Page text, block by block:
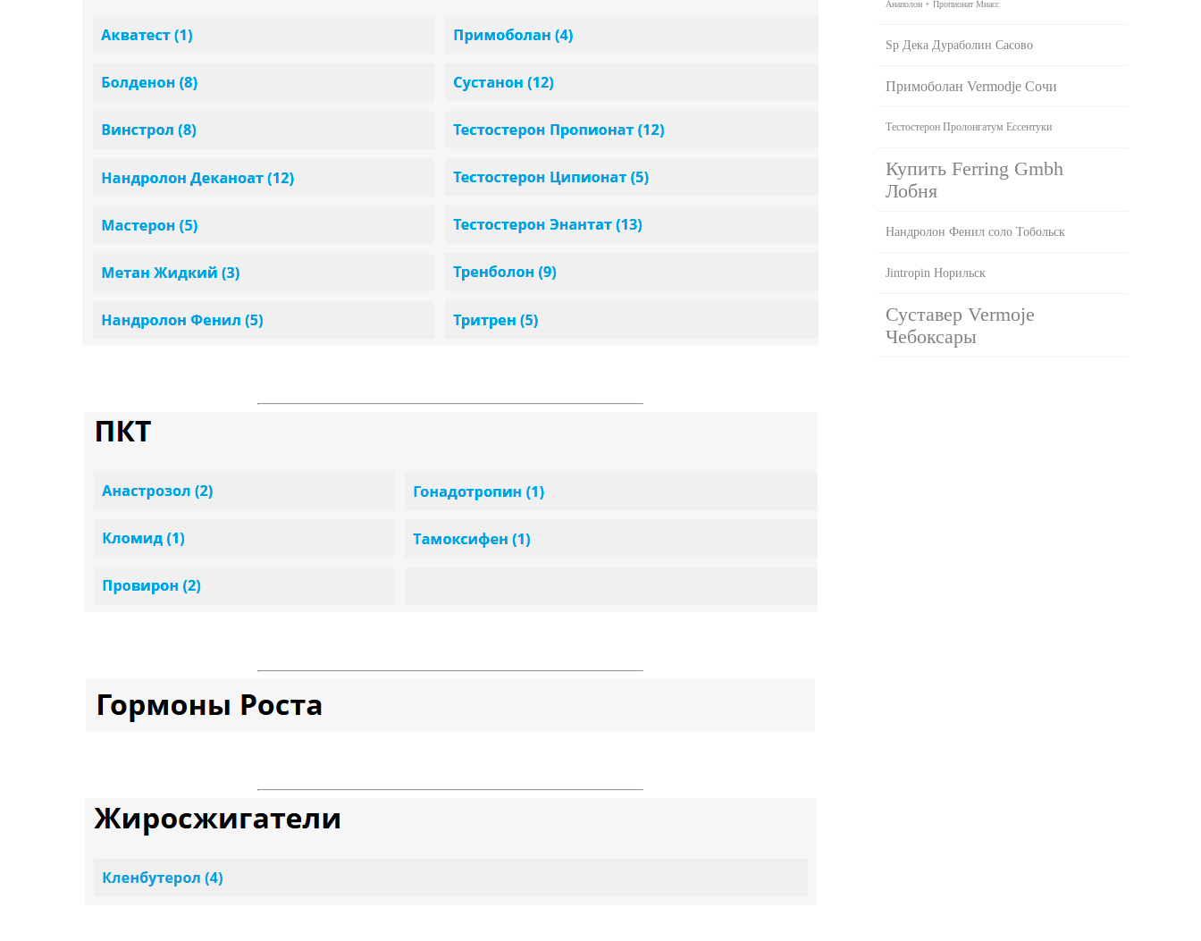
Анаполон + Пропионат Миасс
Sp Дека Дураболин Сасово
Примоболан Vermodje Сочи
Тестостерон Пролонгатум Ессентуки
Купить Ferring Gmbh
Лобня
Нандролон Фенил соло Тобольск
Jintropin Норильск
Суставер Vermoje
Чебоксары